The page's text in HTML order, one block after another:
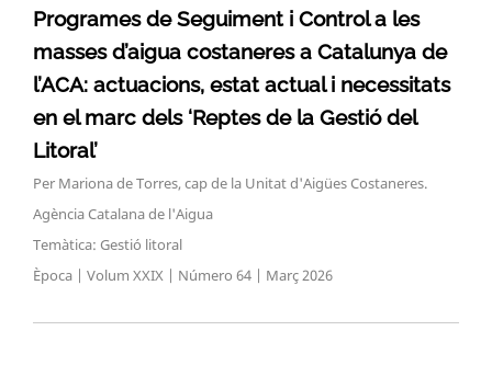
Programes de Seguiment i Control a les
masses d’aigua costaneres a Catalunya de
l’ACA: actuacions, estat actual i necessitats
en el marc dels ‘Reptes de la Gestió del
Litoral’
Per Mariona de Torres, cap de la Unitat d'Aigües Costaneres.
Agència Catalana de l'Aigua
Temàtica: Gestió litoral
Època | Volum XXIX | Número 64 | Març 2026